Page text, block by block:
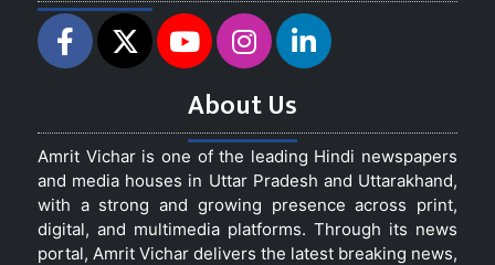
About Us
Amrit Vichar is one of the leading Hindi newspapers
and media houses in Uttar Pradesh and Uttarakhand,
with a strong and growing presence across print,
digital, and multimedia platforms. Through its news
portal, Amrit Vichar delivers the latest breaking news,